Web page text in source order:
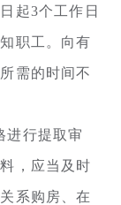
起3个工作日
职工。向有
需的时间不
进行提取审
，应当及时
系购房、在